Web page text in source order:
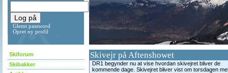
Glemt password
Opret ny profil
Skiforum
Skibakker
Skivejr på Aftenshowet
DR1 begynder nu at vise hvordan skivejret bliver de
kommende dage. Skivejret bliver vist om torsdagen